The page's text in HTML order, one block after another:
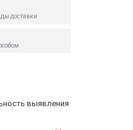
доставки
выявления